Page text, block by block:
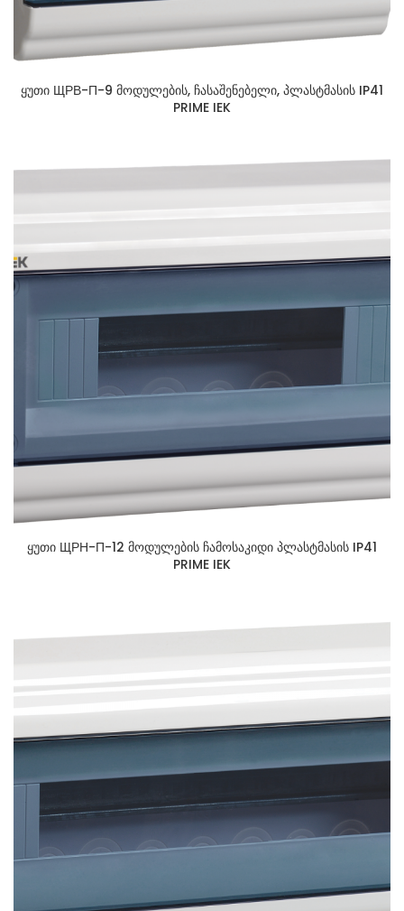
ყუთი ЩРВ-П-9 მოდულების, ჩასაშენებელი, პლასტმასის IP41
PRIME IEK
ყუთი ЩРН-П-12 მოდულების ჩამოსაკიდი პლასტმასის IP41
PRIME IEK